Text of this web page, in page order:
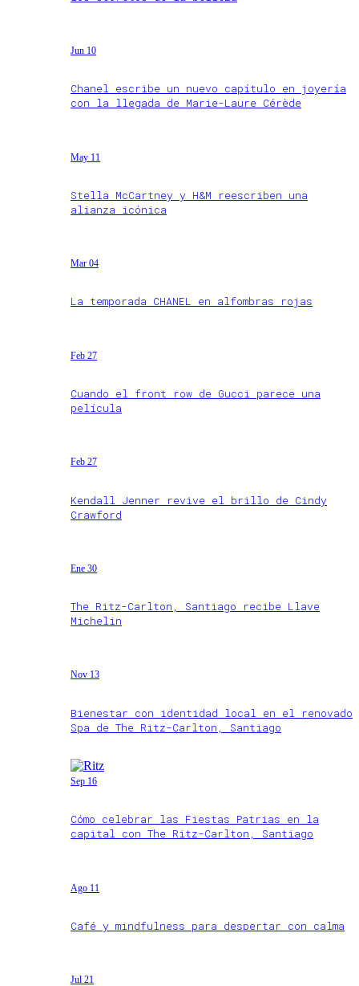
Jun 10
Chanel escribe un nuevo capítulo en joyería
con la llegada de Marie-Laure Cérède
May 11
Stella McCartney y H&M reescriben una
alianza icónica
Mar 04
La temporada CHANEL en alfombras rojas
Feb 27
Cuando el front row de Gucci parece una
película
Feb 27
Kendall Jenner revive el brillo de Cindy
Crawford
Ene 30
The Ritz-Carlton, Santiago recibe Llave
Michelin
Nov 13
Bienestar con identidad local en el renovado
Spa de The Ritz-Carlton, Santiago
Sep 16
Cómo celebrar las Fiestas Patrias en la
capital con The Ritz-Carlton, Santiago
Ago 11
Café y mindfulness para despertar con calma
Jul 21